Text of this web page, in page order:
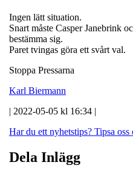
Ingen lätt situation.
Snart måste Casper Janebrink
bestämma sig.
Paret tvingas göra ett svårt val.
Stoppa Pressarna
Karl Biermann
| 2022-05-05 kl 16:34 |
Har du ett nyhetstips? Tipsa oss
Dela Inlägg